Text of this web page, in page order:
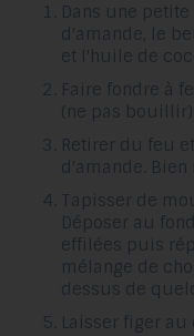
Dans une
d'amande, le
et l'huile de
Faire fondre à
(ne pas bouillir).
Retirer du feu
d'amande. Bien
Tapisser de
Déposer au
effilées puis
mélange de
dessus de
Laisser figer au